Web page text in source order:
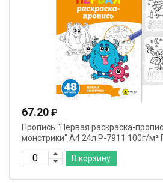
67.20 ₽
Пропись "Первая раскраска-
монстрики" А4 24л Р-7911 100г/м²
В корзину